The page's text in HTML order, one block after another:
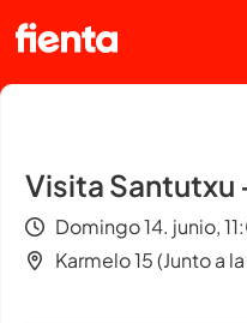
Visita Santutxu
Domingo 14. junio,
Karmelo 15 (Junto a